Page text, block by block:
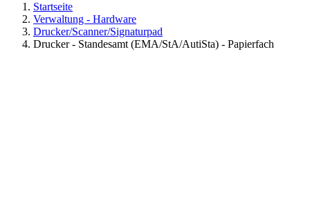
Startseite
Verwaltung - Hardware
Drucker/Scanner/Signaturpad
Drucker - Standesamt (EMA/StA/AutiSta) - Papierfach